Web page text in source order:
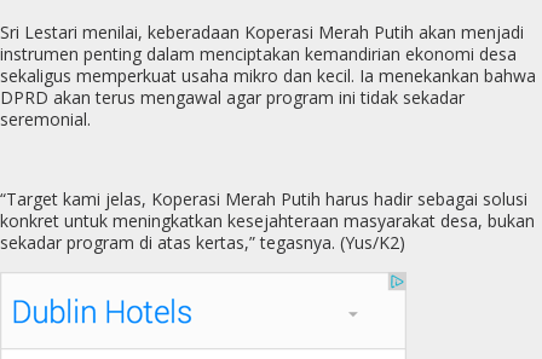
Sri Lestari menilai, keberadaan Koperasi Merah Putih akan menjadi
instrumen penting dalam menciptakan kemandirian ekonomi desa
sekaligus memperkuat usaha mikro dan kecil. Ia menekankan bahwa
DPRD akan terus mengawal agar program ini tidak sekadar
seremonial.
“Target kami jelas, Koperasi Merah Putih harus hadir sebagai solusi
konkret untuk meningkatkan kesejahteraan masyarakat desa, bukan
sekadar program di atas kertas,” tegasnya. (Yus/K2)